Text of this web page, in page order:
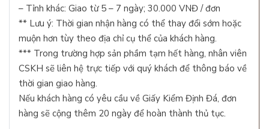
– Tỉnh khác: Giao từ 5 – 7 ngày; 30.000 VNĐ / đơn
** Lưu ý: Thời gian nhận hàng có thể thay đổi sớm hoặc
muộn hơn tùy theo địa chỉ cụ thể của khách hàng.
*** Trong trường hợp sản phầm tạm hết hàng, nhân viên
CSKH sẽ liên hệ trực tiếp với quý khách để thông báo về
thời gian giao hàng.
Nếu khách hàng có yêu cầu về Giấy Kiểm Định Đá, đơn
hàng sẽ cộng thêm 20 ngày để hoàn thành thủ tục.